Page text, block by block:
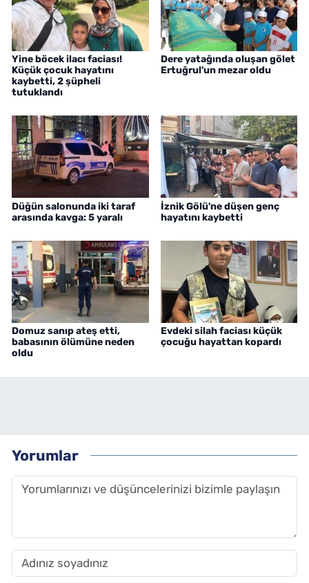
Yine böcek ilacı faciası!
Küçük çocuk hayatını
kaybetti, 2 şüpheli
tutuklandı
Dere yatağında oluşan gölet
Ertuğrul'un mezar oldu
Düğün salonunda iki taraf
arasında kavga: 5 yaralı
İznik Gölü'ne düşen genç
hayatını kaybetti
Domuz sanıp ateş etti,
babasının ölümüne neden
oldu
Evdeki silah faciası küçük
çocuğu hayattan kopardı
Yorumlar